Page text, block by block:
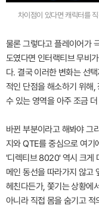
차이점이 있다면 캐릭터를
물론 그렇다고 플레이어가
도였다면 인터랙티브 무비
다. 결국 이러한 변화는 선
적인 단점을 해소하기 위해
수 있는 영역을 아주 조금
바뀐 부분이라고 해봐야 그
지와 QTE를 중심으로 여기
'디렉티브 8020' 역시 크게
메인 동선을 따라가지 않고
헤친다든가, 쫓기는 상황에
아니라 직접 몸을 숨기고